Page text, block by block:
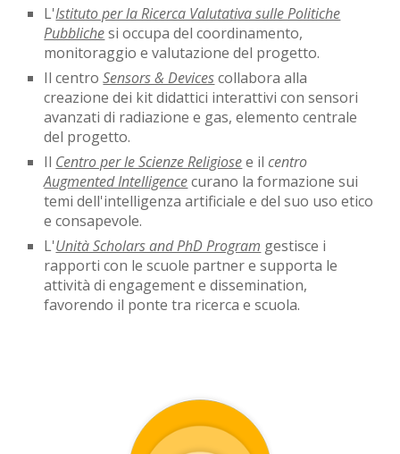
L'Istituto per la Ricerca Valutativa sulle Politiche
Pubblichesi occupa del coordinamento,
monitoraggio e valutazione del progetto.
Il centroSensors & Devicescollabora alla
creazione dei kit didattici interattivi con sensori
avanzati di radiazione e gas, elemento centrale
del progetto.
Il Centro per le Scienze Religiosee ilcentro
Augmented Intelligencecurano la formazione sui
temi dell'intelligenza artificiale e del suo uso etico
e consapevole.
L'Unità Scholars and PhD Program gestisce i
rapporti con le scuole partner e supporta le
attività diengagement e dissemination,
favorendo il ponte tra ricerca e scuola.